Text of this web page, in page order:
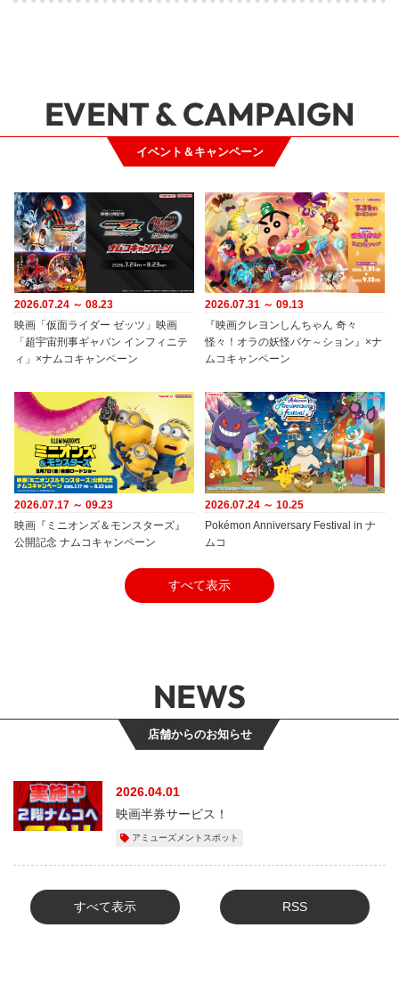
イベント＆キャンペーン
EVENT & CAMPAIGN
2026.07.24 ～ 08.23
映画「仮面ライダー ゼッツ」映画
「超宇宙刑事ギャバン インフィニテ
ィ」×ナムコキャンペーン
2026.07.31 ～ 09.13
『映画クレヨンしんちゃん 奇々
怪々！オラの妖怪バケ～ション』×ナ
ムコキャンペーン
2026.07.17 ～ 09.23
映画『ミニオンズ＆モンスターズ』
公開記念 ナムコキャンペーン
2026.07.24 ～ 10.25
Pokémon Anniversary Festival in ナ
ムコ
すべて表示
店舗からのお知らせ
NEWS
2026.04.01
映画半券サービス！
アミューズメントスポット
すべて表示 RSS